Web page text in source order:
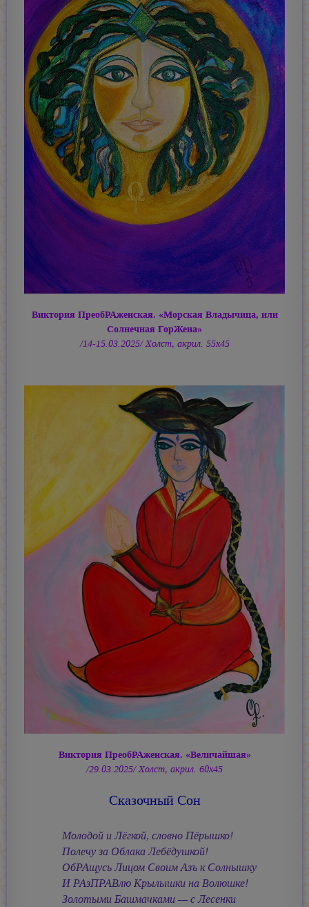
Виктория ПреобРАженская. «Морская Владычица, или
Солнечная ГорЖена»
/14-15.03.2025/ Холст, акрил. 55х45
Виктория ПреобРАженская. «Величайшая»
/29.03.2025/ Холст, акрил. 60х45
Сказочный Сон
Молодой и Лёгкой, словно Пёрышко!
Полечу за Облака Лебёдушкой!
ОбРАщусь Лицом Своим Азъ к Солнышку
И РАзПРАВлю Крылышки на Волюшке!
Золотыми Башмачками — с Лесенки